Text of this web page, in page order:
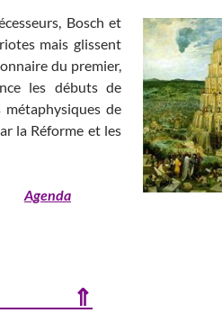
Bosch et
mais glissent
du premier,
les débuts de
de
la Réforme et les
Agenda